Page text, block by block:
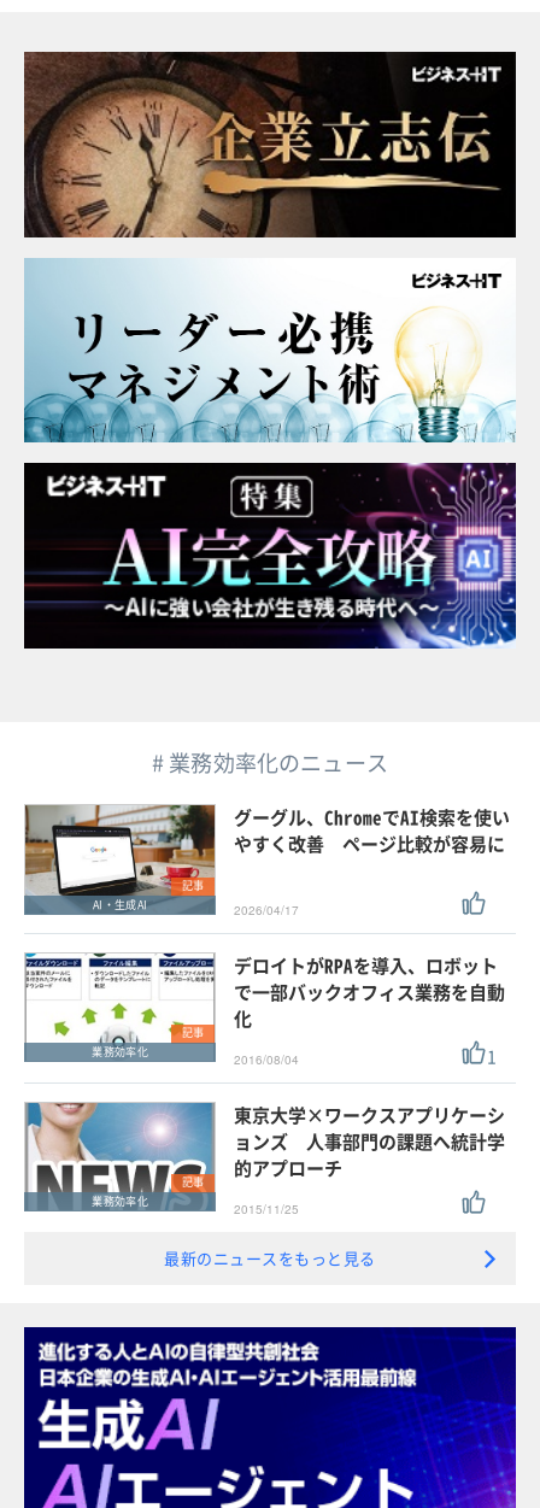
# 業務効率化のニュース
記事
AI・生成AI
グーグル、ChromeでAI検索を使い
やすく改善 ページ比較が容易に
2026/04/17
記事
業務効率化
デロイトがRPAを導入、ロボット
で一部バックオフィス業務を自動
化
2016/08/04 1
記事
業務効率化
東京大学×ワークスアプリケーシ
ョンズ 人事部門の課題へ統計学
的アプローチ
2015/11/25
最新のニュースをもっと見る